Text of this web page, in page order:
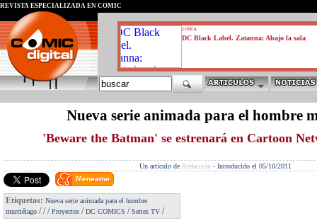
critica
DC Black Label. Zatanna: Abajo la sala
REVISTA ESPECIALIZADA EN CÓMIC
Nueva serie animada para el hombre
'Beware the Batman' se estrenará en Cartoon
Un artículo de Redacción-Introducido el 05/10/2011
Etiquetas: Nueva serie animada para el hombre
murciélago ///Proyectos /DC COMICS /Series TV /